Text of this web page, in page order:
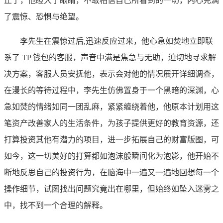
了震惊、恐惧与绝望。
李先生在震惊过后,迅速反应过来，他心急如焚地立即联
系了 TP 钱包的客服，声音中满是焦急与无助，迫切地寻求解
决方案，客服人员安抚他，表示会对他的情况展开详细调查，
在漫长的等待过程中，李先生仿佛置身于一个黑暗的深渊，心
急如焚的情绪如同一团乱麻，紧紧缠绕着他，他原本计划用这
笔资产改善家人的生活条件，为孩子提供更好的教育资源，还
打算投资其他有潜力的项目，进一步拓展自己的财富版图，可
如今，这一切美好的打算都如泡沫般瞬间化为泡影，他开始不
断地反思自己的投资行为，在脑海中一遍又一遍地回想每一个
操作细节，试图找出问题究竟出在哪里，但始终如坠入迷雾之
中，找不到一个合理的解释。